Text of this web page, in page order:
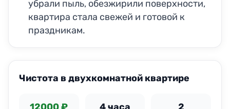
убрали пыль, обезжирили поверхности,
квартира стала свежей и готовой к
праздникам.
Чистота в двухкомнатной квартире